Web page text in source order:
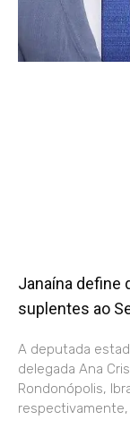
Janaína define
suplentes ao
A deputada
delegada Ana
Rondonópolis,
respectivamente,